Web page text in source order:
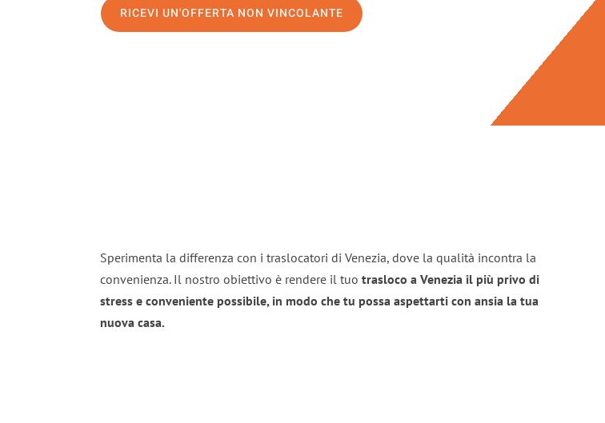
RICEVI UN'OFFERTA NON VINCOLANTE
Sperimenta la differenza con i traslocatori di Venezia, dove la qualità incontra la
convenienza. Il nostro obiettivo è rendere il tuo trasloco a Venezia il più privo di
stress e conveniente possibile, in modo che tu possa aspettarti con ansia la tua
nuova casa.